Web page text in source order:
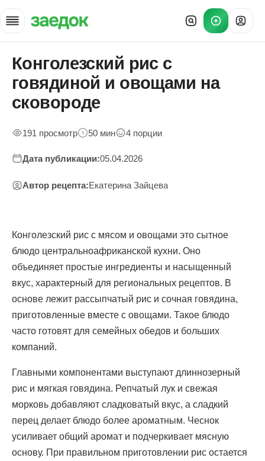
Главная
»
Рецепты
Рис с мясом Конго
Конголезский рис с
говядиной и овощами на
сковороде
191 просмотр 50 мин 4 порции
Дата публикации:05.04.2026
Автор рецепта:Екатерина Зайцева
Конголезский рис с мясом и овощами это сытное
блюдо центральноафриканской кухни. Оно
объединяет простые ингредиенты и насыщенный
вкус, характерный для региональных рецептов. В
основе лежит рассыпчатый рис и сочная говядина,
приготовленные вместе с овощами. Такое блюдо
часто готовят для семейных обедов и больших
компаний.
Главными компонентами выступают длиннозерный
рис и мягкая говядина. Репчатый лук и свежая
морковь добавляют сладковатый вкус, а сладкий
перец делает блюдо более ароматным. Чеснок
усиливает общий аромат и подчеркивает мясную
основу. При правильном приготовлении рис остается